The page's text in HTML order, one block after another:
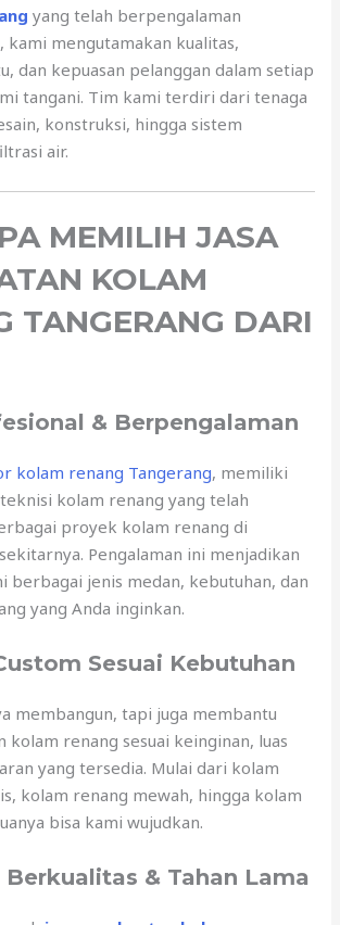
yang telah berpengalaman
kami mengutamakan kualitas,
dan kepuasan pelanggan dalam setiap
tangani. Tim kami terdiri dari tenaga
konstruksi, hingga sistem
air.
MEMILIH JASA
KOLAM
TANGERANG DARI
& Berpengalaman
kolam renang Tangerang, memiliki
kolam renang yang telah
proyek kolam renang di
Pengalaman ini menjadikan
berbagai jenis medan, kebutuhan, dan
yang Anda inginkan.
Sesuai Kebutuhan
membangun, tapi juga membantu
kolam renang sesuai keinginan, luas
yang tersedia. Mulai dari kolam
kolam renang mewah, hingga kolam
bisa kami wujudkan.
& Tahan Lama